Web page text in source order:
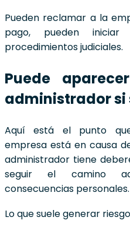
Pueden reclamar a la
pago, pueden iniciar
procedimientos judiciales.
Puede
administrador si
Aquí está el punto
empresa está en causa
administrador tiene
seguir el camino
consecuencias personales.
Lo que suele generar